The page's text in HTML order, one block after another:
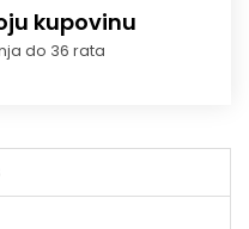
kupovinu
do 36 rata